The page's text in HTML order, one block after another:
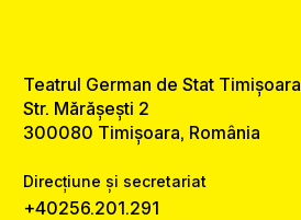
Teatrul German de Stat Timișoara
Str. Mărășești 2
300080 Timișoara, România
Direcțiune și secretariat
+40256.201.291